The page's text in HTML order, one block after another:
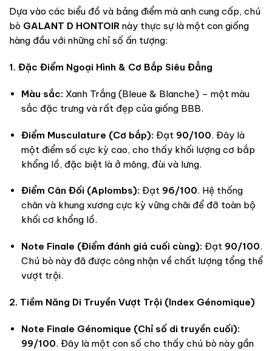
Dựa vào các biểu đồ và bảng điểm mà anh cung cấp, chú
bò GALANT D HONTOIR này thực sự là một con giống
hàng đầu với những chỉ số ấn tượng:
1. Đặc Điểm Ngoại Hình & Cơ Bắp Siêu Đẳng
Màu sắc: Xanh Trắng (Bleue & Blanche) – một màu
sắc đặc trưng và rất đẹp của giống BBB.
Điểm Musculature (Cơ bắp): Đạt 90/100. Đây là
một điểm số cực kỳ cao, cho thấy khối lượng cơ bắp
khổng lồ, đặc biệt là ở mông, đùi và lưng.
Điểm Cân Đối (Aplombs): Đạt 96/100. Hệ thống
chân và khung xương cực kỳ vững chãi để đỡ toàn bộ
khối cơ khổng lồ.
Note Finale (Điểm đánh giá cuối cùng): Đạt 90/100.
Chú bò này đã được công nhận về chất lượng tổng thể
vượt trội.
2. Tiềm Năng Di Truyền Vượt Trội (Index Génomique)
Note Finale Génomique (Chỉ số di truyền cuối):
99/100. Đây là một con số cho thấy chú bò này gần